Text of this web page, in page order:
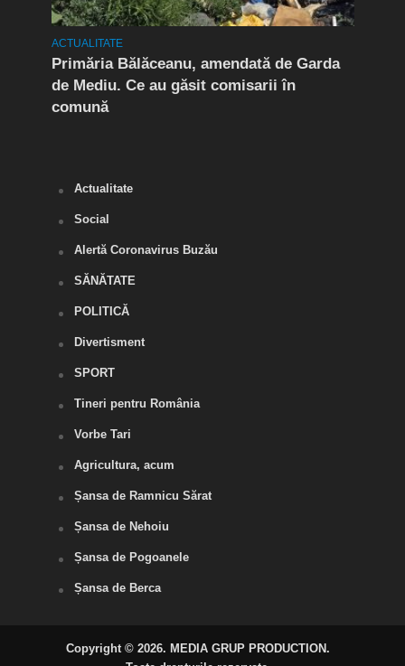
ACTUALITATE
Primăria Bălăceanu, amendată de Garda
de Mediu. Ce au găsit comisarii în
comună
Actualitate
Social
Alertă Coronavirus Buzău
SĂNĂTATE
POLITICĂ
Divertisment
SPORT
Tineri pentru România
Vorbe Tari
Agricultura, acum
Șansa de Ramnicu Sărat
Șansa de Nehoiu
Șansa de Pogoanele
Șansa de Berca
Copyright © 2026. MEDIA GRUP PRODUCTION.